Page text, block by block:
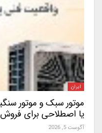
ایران
موتور سبک و موتور
یا اصطلاحی برای
آگوست 5, 2026